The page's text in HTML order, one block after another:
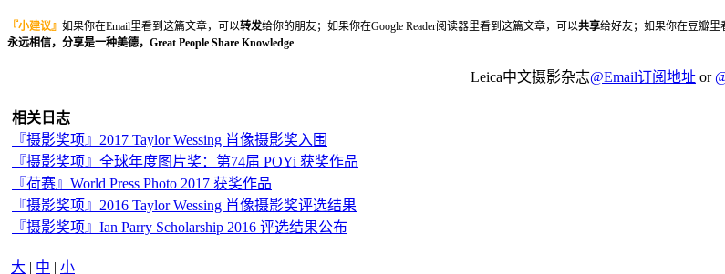
『小建议』 如果你在Email里看到这篇文章，可以转发给你的朋友；如果你在Google Reader阅读器里看到这篇文章，可以共享给好友；如果你在豆瓣里
永远相信，分享是一种美德，Great People Share Knowledge...
Leica中文摄影杂志@Email订阅地址 or
相关日志
『摄影奖项』2017 Taylor Wessing 肖像摄影奖入围
『摄影奖项』全球年度图片奖：第74届 POYi 获奖作品
『荷赛』World Press Photo 2017 获奖作品
『摄影奖项』2016 Taylor Wessing 肖像摄影奖评选结果
『摄影奖项』Ian Parry Scholarship 2016 评选结果公布
大 | 中 | 小